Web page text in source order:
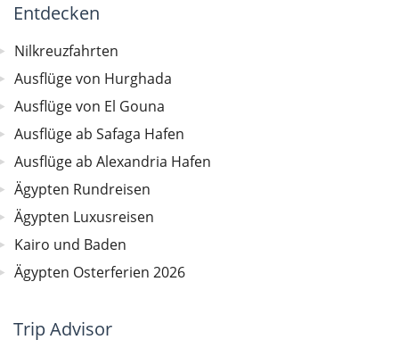
Entdecken
Nilkreuzfahrten
Ausflüge von Hurghada
Ausflüge von El Gouna
Ausflüge ab Safaga Hafen
Ausflüge ab Alexandria Hafen
Ägypten Rundreisen
Ägypten Luxusreisen
Kairo und Baden
Ägypten Osterferien 2026
Trip Advisor